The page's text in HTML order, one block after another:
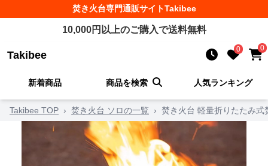
焚き火台専門通販サイトTakibee
10,000円以上のご購入で送料無料
Takibee 0 0
新着商品 商品を検索 人気ランキング
Takibee TOP › 焚き火台 ソロの一覧 › 焚き火台 軽量折りたたみ式